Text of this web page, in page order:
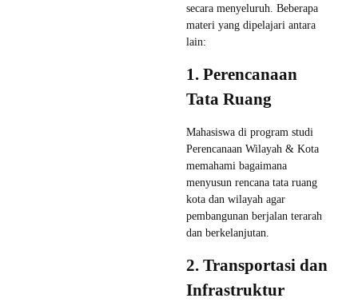
secara menyeluruh. Beberapa
materi yang dipelajari antara
lain:
1. Perencanaan
Tata Ruang
Mahasiswa di program studi
Perencanaan Wilayah & Kota
memahami bagaimana
menyusun rencana tata ruang
kota dan wilayah agar
pembangunan berjalan terarah
dan berkelanjutan.
2. Transportasi dan
Infrastruktur